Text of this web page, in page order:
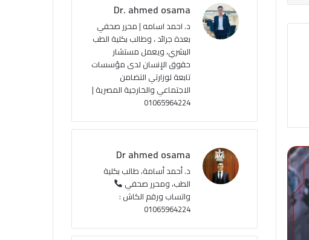
Dr. ahmed osama
د. احمد اسامه | محرر صحفي
بعدة جرائد ، وطالب بكلية الطب
البشري، ويعمل مستشار
حقوق الإنسان لدى مؤسسات
تابعة لوزارتي التضامن
الاجتماعي والخارجية المصرية |
01065964224
Dr ahmed osama
د. أحمد أسامة، طالب بكلية
الطب، ومحرر صحفي
واتساب ورقم الكاش :
01065964224